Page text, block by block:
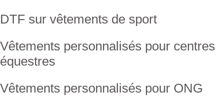
DTF sur vêtements de sport
Vêtements personnalisés pour centres
équestres
Vêtements personnalisés pour ONG